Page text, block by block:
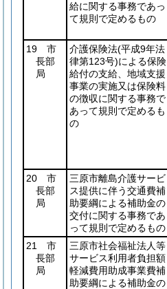
給に関する事務であっ
て規則で定めるもの
19 市
長部
局
介護保険法(平成9年法
律第123号)による保険
給付の支給、地域支援
事業の実施又は保険料
の徴収に関する事務で
あって規則で定めるも
の
20 市
長部
局
三原市離島介護サービ
ス提供に伴う交通費補
助要綱による補助金の
交付に関する事務であ
って規則で定めるもの
21 市
長部
局
三原市社会福祉法人等
サービス利用者負担額
軽減費用助成事業費補
助要綱による補助金の